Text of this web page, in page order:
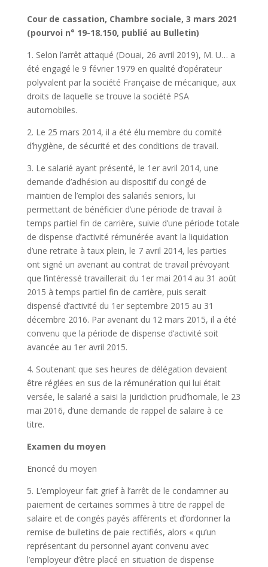
Cour de cassation, Chambre sociale, 3 mars 2021
(pourvoi n° 19-18.150, publié au Bulletin)
1. Selon l’arrêt attaqué (Douai, 26 avril 2019), M. U… a
été engagé le 9 février 1979 en qualité d’opérateur
polyvalent par la société Française de mécanique, aux
droits de laquelle se trouve la société PSA
automobiles.
2. Le 25 mars 2014, il a été élu membre du comité
d’hygiène, de sécurité et des conditions de travail.
3. Le salarié ayant présenté, le 1er avril 2014, une
demande d’adhésion au dispositif du congé de
maintien de l’emploi des salariés seniors, lui
permettant de bénéficier d’une période de travail à
temps partiel fin de carrière, suivie d’une période totale
de dispense d’activité rémunérée avant la liquidation
d’une retraite à taux plein, le 7 avril 2014, les parties
ont signé un avenant au contrat de travail prévoyant
que l’intéressé travaillerait du 1er mai 2014 au 31 août
2015 à temps partiel fin de carrière, puis serait
dispensé d’activité du 1er septembre 2015 au 31
décembre 2016. Par avenant du 12 mars 2015, il a été
convenu que la période de dispense d’activité soit
avancée au 1er avril 2015.
4. Soutenant que ses heures de délégation devaient
être réglées en sus de la rémunération qui lui était
versée, le salarié a saisi la juridiction prud’homale, le 23
mai 2016, d’une demande de rappel de salaire à ce
titre.
Examen du moyen
Enoncé du moyen
5. L’employeur fait grief à l’arrêt de le condamner au
paiement de certaines sommes à titre de rappel de
salaire et de congés payés afférents et d’ordonner la
remise de bulletins de paie rectifiés, alors « qu’un
représentant du personnel ayant convenu avec
l’employeur d’être placé en situation de dispense